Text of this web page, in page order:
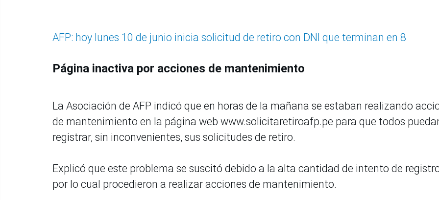
AFP: hoy lunes 10 de junio inicia solicitud de retiro con DNI que terminan en 8
Página inactiva por acciones de mantenimiento
La Asociación de AFP indicó que en horas de la mañana se estaban realizando
de mantenimiento en la página web www.solicitaretiroafp.pe para que todos
registrar, sin inconvenientes, sus solicitudes de retiro.
Explicó que este problema se suscitó debido a la alta cantidad de intento de
por lo cual procedieron a realizar acciones de mantenimiento.